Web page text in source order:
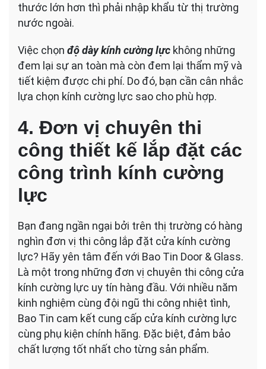
thước lớn hơn thì phải nhập khẩu từ thị trường
nước ngoài.
Việc chọn độ dày kính cường lực không những
đem lại sự an toàn mà còn đem lại thẩm mỹ và
tiết kiệm được chi phí. Do đó, bạn cần cân nhắc
lựa chọn kính cường lực sao cho phù hợp.
4. Đơn vị chuyên thi
công thiết kế lắp đặt các
công trình kính cường
lực
Bạn đang ngần ngại bởi trên thị trường có hàng
nghìn đơn vị thi công lắp đặt cửa kính cường
lực? Hãy yên tâm đến với Bao Tin Door & Glass.
Là một trong những đơn vị chuyên thi công cửa
kính cường lực uy tín hàng đầu. Với nhiều năm
kinh nghiệm cùng đội ngũ thi công nhiệt tình,
Bao Tin cam kết cung cấp cửa kính cường lực
cùng phụ kiện chính hãng. Đặc biệt, đảm bảo
chất lượng tốt nhất cho từng sản phẩm.